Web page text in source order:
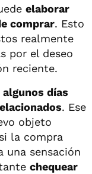
elaborar
comprar. Esto
realmente
por el deseo
reciente.
días
. Ese
objeto
la compra
una sensación
chequear